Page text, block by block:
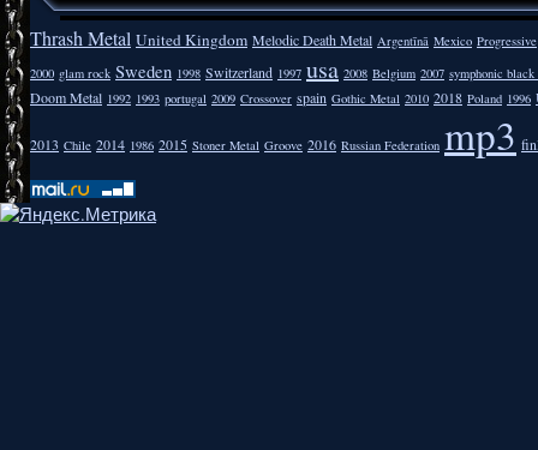
Thrash Metal United Kingdom Melodic Death Metal Argentīnā Mexico Progressive
2000 glam rock Sweden 1998 Switzerland 1997 usa 2008 Belgium 2007 symphonic
Doom Metal 1992 1993 portugal 2009 Crossover spain Gothic Metal 2010 2018 Poland 1996
2013 Chile 2014 1986 2015 Stoner Metal Groove 2016 Russian Federation mp3